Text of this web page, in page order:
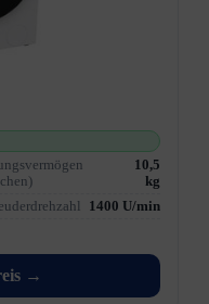
10,5
kg
1400 U/min
→